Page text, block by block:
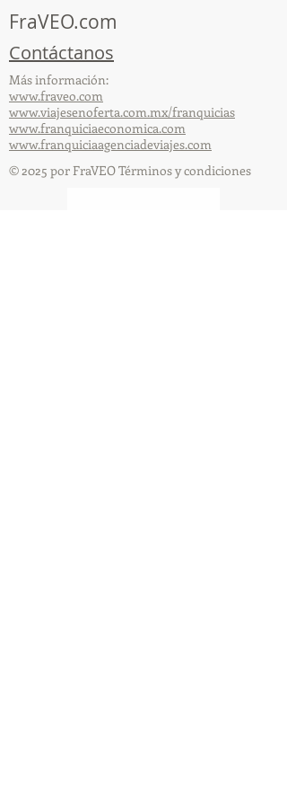
FraVEO.com
Contáctanos
Más información:
www.fraveo.com
www.viajesenoferta.com.mx/franquicias
www.franquiciaeconomica.com
www.franquiciaagenciadeviajes.com
© 2025 por FraVEO Términos y condiciones